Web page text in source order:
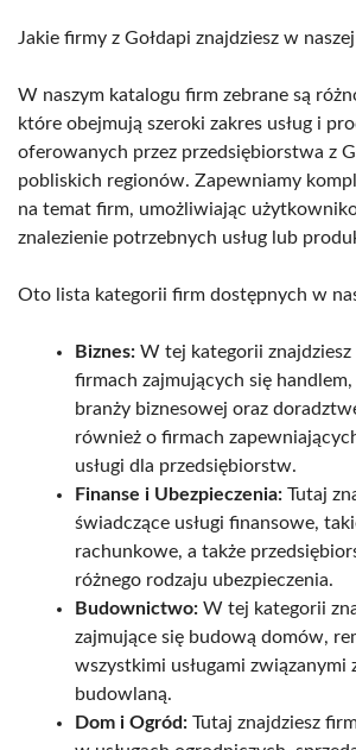
Jakie firmy z Gołdapi znajdziesz w
W naszym katalogu firm zebrane są
które obejmują szeroki zakres usług i
oferowanych przez przedsiębiorstwa z
pobliskich regionów. Zapewniamy
na temat firm, umożliwiając
znalezienie potrzebnych usług lub
Oto lista kategorii firm dostępnych w
Biznes: W tej kategorii
firmach zajmujących się handlem,
branży biznesowej oraz
również o firmach
usługi dla przedsiębiorstw.
Finanse i Ubezpieczenia: Tutaj
świadczące usługi finansowe,
rachunkowe, a także
różnego rodzaju ubezpieczenia.
Budownictwo: W tej kategorii
zajmujące się budową domów,
wszystkimi usługami związanymi
budowlaną.
Dom i Ogród: Tutaj znajdziesz